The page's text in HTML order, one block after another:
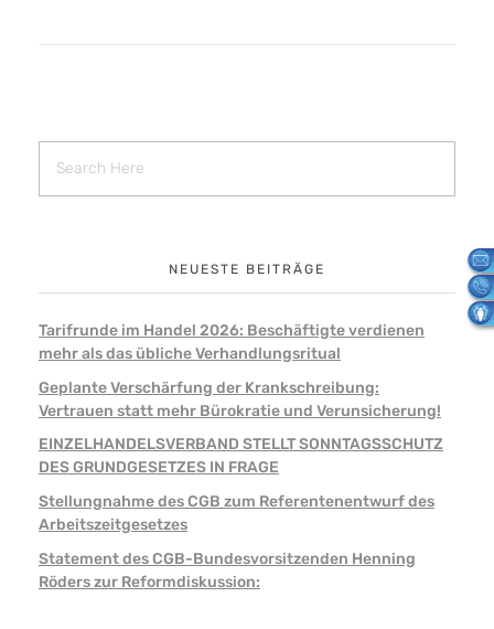
NEUESTE BEITRÄGE
Tarifrunde im Handel 2026: Beschäftigte verdienen
mehr als das übliche Verhandlungsritual
Geplante Verschärfung der Krankschreibung:
Vertrauen statt mehr Bürokratie und Verunsicherung!
EINZELHANDELSVERBAND STELLT SONNTAGSSCHUTZ
DES GRUNDGESETZES IN FRAGE
Stellungnahme des CGB zum Referentenentwurf des
Arbeitszeitgesetzes
Statement des CGB-Bundesvorsitzenden Henning
Röders zur Reformdiskussion: